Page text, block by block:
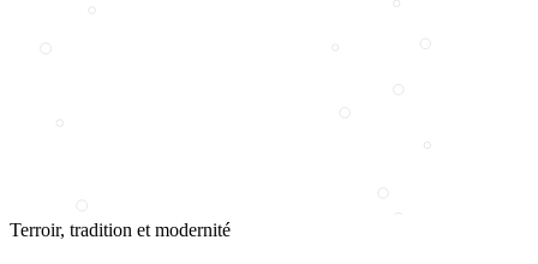
Terroir, tradition et modernité